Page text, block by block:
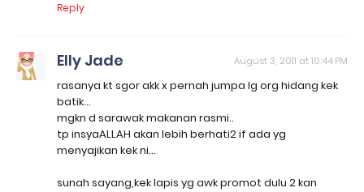
Reply
Elly Jade August 3, 2011 at 10:44 PM
rasanya kt sgor akk x pernah jumpa lg org hidang kek
batik...
mgkn d sarawak makanan rasmi..
tp insyaALLAH akan lebih berhati2 if ada yg
menyajikan kek ni...
sunah sayang,kek lapis yg awk promot dulu 2 kan